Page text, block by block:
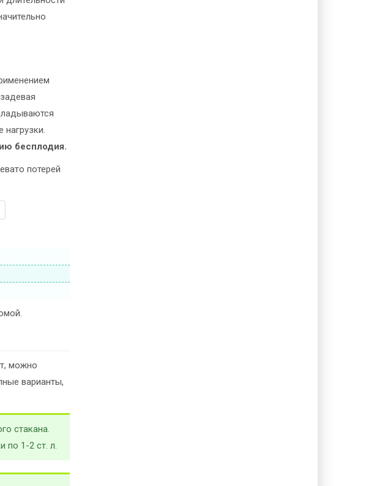
бесплодия.
потерей
можно
варианты,
стакана.
по 1-2 ст. л.